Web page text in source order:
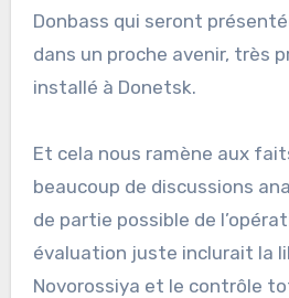
Donbass qui seront
dans un proche avenir, très
installé à Donetsk.
Et cela nous ramène aux
beaucoup de discussions
de partie possible de
évaluation juste inclurait la
Novorossiya et le contrôle